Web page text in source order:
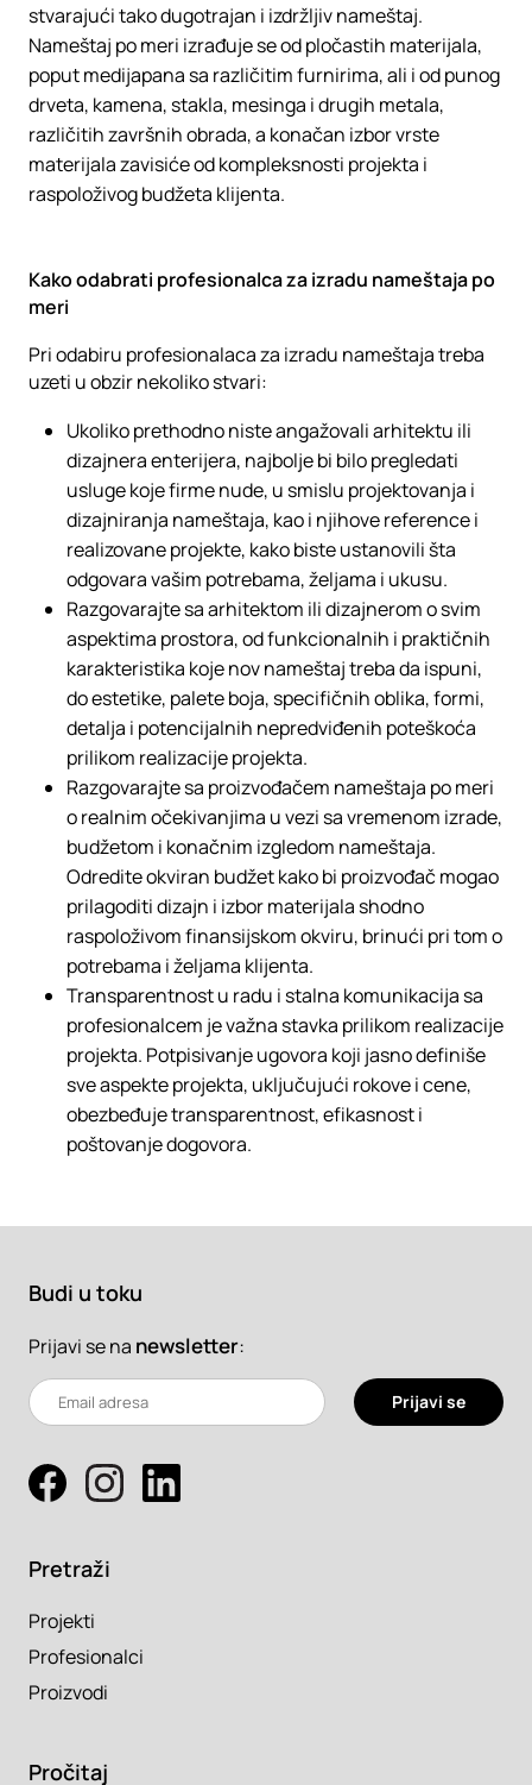
stvarajući tako dugotrajan i izdržljiv nameštaj.
Nameštaj po meri izrađuje se od pločastih materijala,
poput medijapana sa različitim furnirima, ali i od punog
drveta, kamena, stakla, mesinga i drugih metala,
različitih završnih obrada, a konačan izbor vrste
materijala zavisiće od kompleksnosti projekta i
raspoloživog budžeta klijenta.
Kako odabrati profesionalca za izradu nameštaja po
meri
Pri odabiru profesionalaca za izradu nameštaja treba
uzeti u obzir nekoliko stvari:
Ukoliko prethodno niste angažovali arhitektu ili
dizajnera enterijera, najbolje bi bilo pregledati
usluge koje firme nude, u smislu projektovanja i
dizajniranja nameštaja, kao i njihove reference i
realizovane projekte, kako biste ustanovili šta
odgovara vašim potrebama, željama i ukusu.
Razgovarajte sa arhitektom ili dizajnerom o svim
aspektima prostora, od funkcionalnih i praktičnih
karakteristika koje nov nameštaj treba da ispuni,
do estetike, palete boja, specifičnih oblika, formi,
detalja i potencijalnih nepredviđenih poteškoća
prilikom realizacije projekta.
Razgovarajte sa proizvođačem nameštaja po meri
o realnim očekivanjima u vezi sa vremenom izrade,
budžetom i konačnim izgledom nameštaja.
Odredite okviran budžet kako bi proizvođač mogao
prilagoditi dizajn i izbor materijala shodno
raspoloživom finansijskom okviru, brinući pri tom o
potrebama i željama klijenta.
Transparentnost u radu i stalna komunikacija sa
profesionalcem je važna stavka prilikom realizacije
projekta. Potpisivanje ugovora koji jasno definiše
sve aspekte projekta, uključujući rokove i cene,
obezbeđuje transparentnost, efikasnost i
poštovanje dogovora.
Budi u toku
Prijavi se na newsletter:
Prijavi se
Pretraži
Projekti
Profesionalci
Proizvodi
Pročitaj